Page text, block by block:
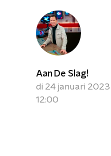
Aan De Slag!
di 24 januari
12:00